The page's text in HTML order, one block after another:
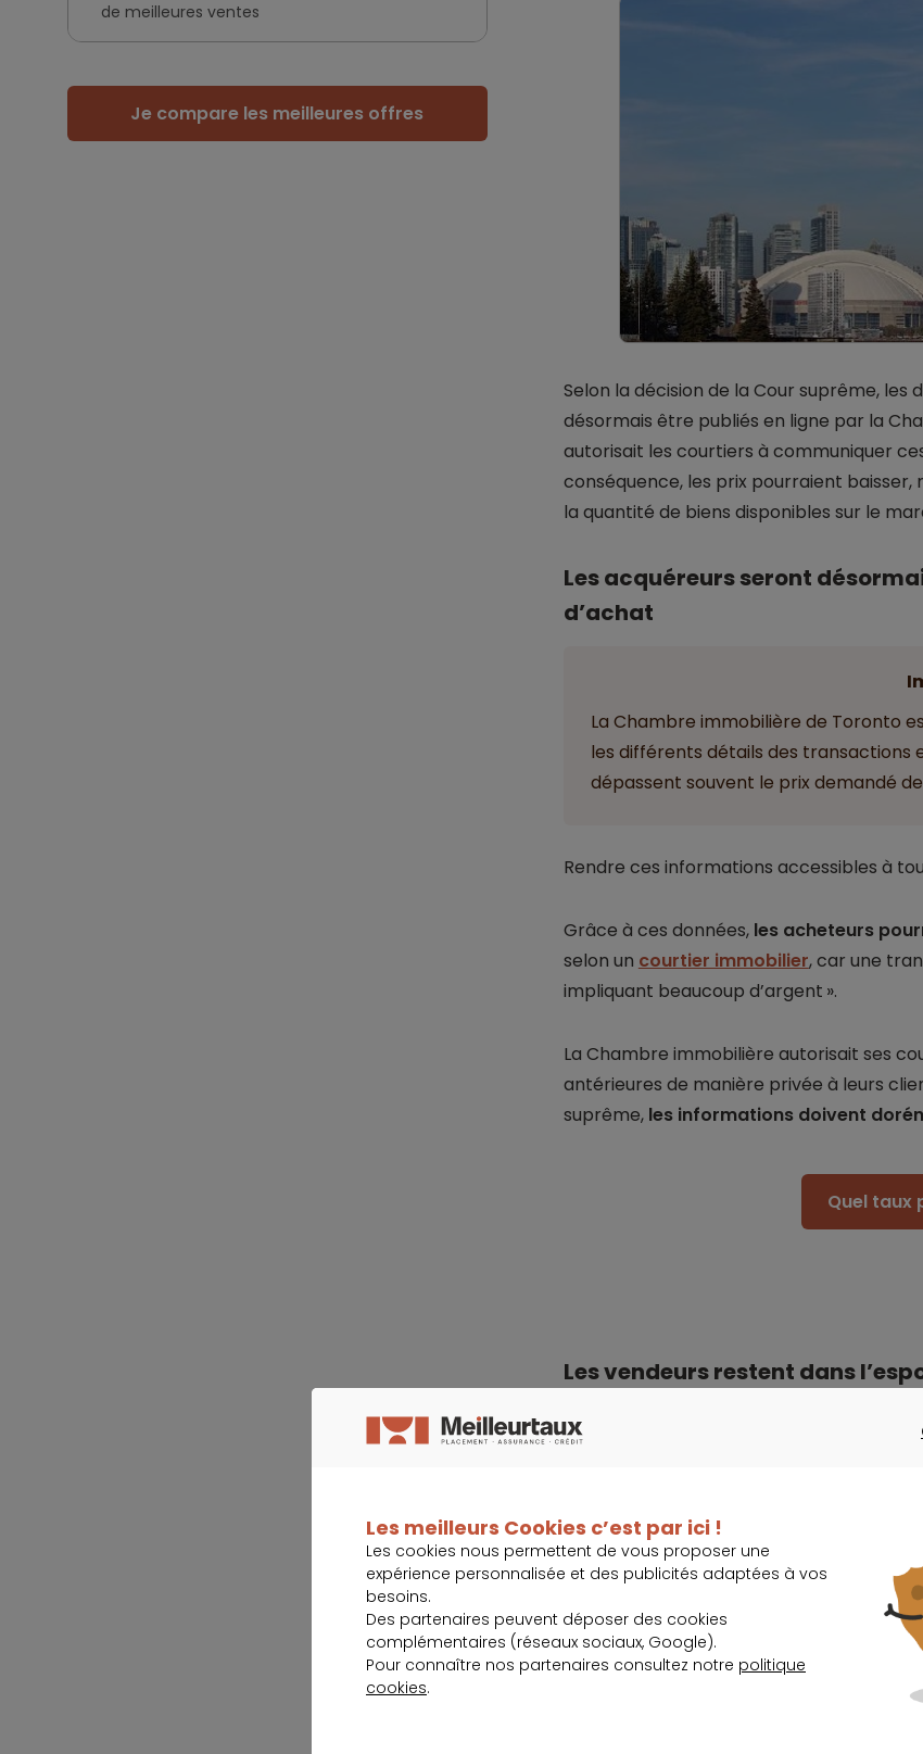
de meilleures ventes
Je compare les meilleures offres
Selon la décision de la Cour suprême,
désormais être publiés en ligne par la
autorisait les courtiers à communiquer
conséquence, les prix pourraient
la quantité de biens disponibles sur le
Les acquéreurs seront
d’achat
La Chambre immobilière de Toronto
les différents détails des transactions
dépassent souvent le prix demandé
Rendre ces informations accessibles à
Grâce à ces données, les acheteurs
selon un courtier immobilier, car une
impliquant beaucoup d’argent ».
La Chambre immobilière autorisait ses
antérieures de manière privée à leurs
suprême, les informations doivent
Quel taux
Les vendeurs restent dans
L’accès à l’information devrait donc
berne. En effet,
le nombre de vacances
Aujourd’hui, après l’ébullition passée, le
espérant céder leurs biens à un prix
Des propriétaires ont préféré
secteur retrouverait la dynamique qu’il
à patienter de six à douze mois dans
Les meilleurs Cookies c’est par ici !
Les cookies nous permettent de vous proposer une
expérience personnalisée et des publicités adaptées à vos
besoins.
Des partenaires peuvent déposer des cookies
complémentaires (réseaux sociaux, Google).
Pour connaître nos partenaires consultez notre politique
cookies.